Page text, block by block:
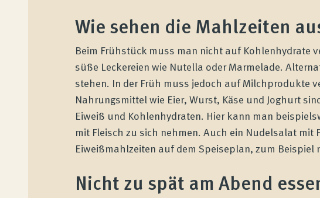
Wie sehen die Mahlzeiten
Beim Frühstück muss man nicht auf Kohlenhydrate
süße Leckereien wie Nutella oder Marmelade.
stehen. In der Früh muss jedoch auf Milchprodukte
Nahrungsmittel wie Eier, Wurst, Käse und Joghurt
Eiweiß und Kohlenhydraten. Hier kann man
mit Fleisch zu sich nehmen. Auch ein Nudelsalat mit
Eiweißmahlzeiten auf dem Speiseplan, zum Beispiel
Nicht zu spät am Abend